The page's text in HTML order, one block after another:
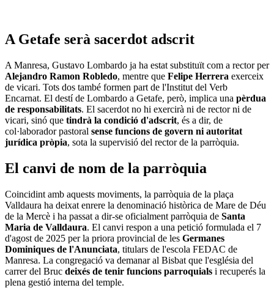
A Getafe serà sacerdot adscrit
A Manresa, Gustavo Lombardo ja ha estat substituït com a rector per
Alejandro Ramon Robledo, mentre que Felipe Herrera exerceix
de vicari. Tots dos també formen part de l'Institut del Verb
Encarnat. El destí de Lombardo a Getafe, però, implica una pèrdua
de responsabilitats. El sacerdot no hi exercirà ni de rector ni de
vicari, sinó que tindrà la condició d'adscrit, és a dir, de
col·laborador pastoral sense funcions de govern ni autoritat
jurídica pròpia, sota la supervisió del rector de la parròquia.
El canvi de nom de la parròquia
Coincidint amb aquests moviments, la parròquia de la plaça
Valldaura ha deixat enrere la denominació històrica de Mare de Déu
de la Mercè i ha passat a dir-se oficialment parròquia de Santa
Maria de Valldaura. El canvi respon a una petició formulada el 7
d'agost de 2025 per la priora provincial de les Germanes
Dominiques de l'Anunciata, titulars de l'escola FEDAC de
Manresa. La congregació va demanar al Bisbat que l'església del
carrer del Bruc deixés de tenir funcions parroquials i recuperés la
plena gestió interna del temple.